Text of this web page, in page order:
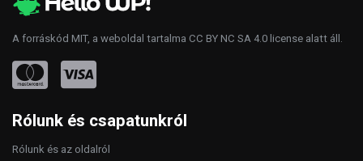
A forráskód MIT, a weboldal tartalma CC BY NC SA 4.0 license alatt áll.
Rólunk és csapatunkról
Rólunk és az oldalról